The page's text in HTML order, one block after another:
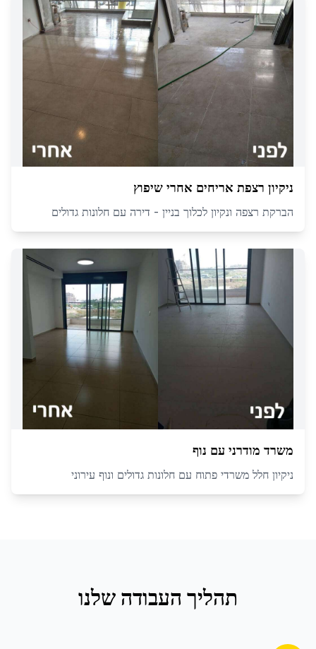
ניקיון רצפת אריחים אחרי שיפוץ
הברקת רצפה ונקיון לכלוך בניין - דירה עם חלונות גדולים
משרד מודרני עם נוף
ניקיון חלל משרדי פתוח עם חלונות גדולים ונוף עירוני
תהליך העבודה שלנו